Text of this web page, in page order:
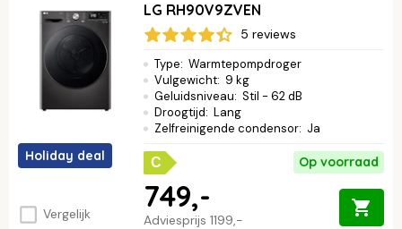
Holiday deal
Vergelijk
LG RH90V9ZVEN
5 reviews
Type: Warmtepompdroger
Vulgewicht: 9 kg
Geluidsniveau: Stil - 62 dB
Droogtijd: Lang
Zelfreinigende condensor: Ja
C Op voorraad
Adviesprijs 1199,-
749,-